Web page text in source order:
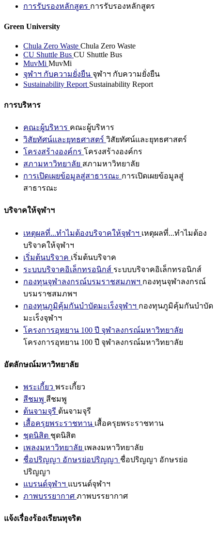
การรับรองหลักสูตร การรับรองหลักสูตร
Green University
Chula Zero Waste Chula Zero Waste
CU Shuttle Bus CU Shuttle Bus
MuvMi MuvMi
จุฬาฯ กับความยั่งยืน จุฬาฯ กับความยั่งยืน
Sustainability Report Sustainability Report
การบริหาร
คณะผู้บริหาร คณะผู้บริหาร
วิสัยทัศน์และยุทธศาสตร์ วิสัยทัศน์และยุทธศาสตร์
โครงสร้างองค์กร โครงสร้างองค์กร
สภามหาวิทยาลัย สภามหาวิทยาลัย
การเปิดเผยข้อมูลสู่สาธารณะ การเปิดเผยข้อมูลสู่
สาธารณะ
บริจาคให้จุฬาฯ
เหตุผลที่...ทำไมต้องบริจาคให้จุฬาฯ เหตุผลที่...ทำไมต้อง
บริจาคให้จุฬาฯ
เริ่มต้นบริจาค เริ่มต้นบริจาค
ระบบบริจาคอิเล็กทรอนิกส์ ระบบบริจาคอิเล็กทรอนิกส์
กองทุนจุฬาลงกรณ์บรมราชสมภพฯ กองทุนจุฬาลงกรณ์
บรมราชสมภพฯ
กองทุนภูมิคุ้มกันบำบัดมะเร็งจุฬาฯ กองทุนภูมิคุ้มกันบำบัด
มะเร็งจุฬาฯ
โครงการอุทยาน 100 ปี จุฬาลงกรณ์มหาวิทยาลัย
โครงการอุทยาน 100 ปี จุฬาลงกรณ์มหาวิทยาลัย
อัตลักษณ์มหาวิทยาลัย
พระเกี้ยว พระเกี้ยว
สีชมพู สีชมพู
ต้นจามจุรี ต้นจามจุรี
เสื้อครุยพระราชทาน เสื้อครุยพระราชทาน
ชุดนิสิต ชุดนิสิต
เพลงมหาวิทยาลัย เพลงมหาวิทยาลัย
ชื่อปริญญา อักษรย่อปริญญา ชื่อปริญญา อักษรย่อ
ปริญญา
แบรนด์จุฬาฯ แบรนด์จุฬาฯ
ภาพบรรยากาศ ภาพบรรยากาศ
แจ้งเรื่องร้องเรียนทุจริต